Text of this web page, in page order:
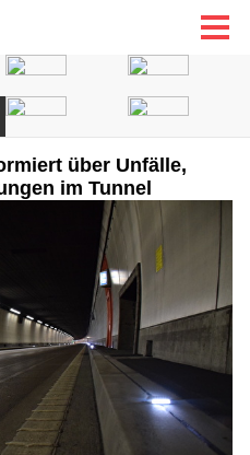
über Unfälle,
im Tunnel